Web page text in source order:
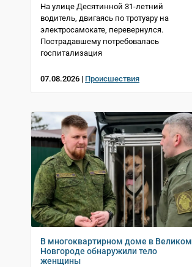
На улице Десятинной 31-летний
водитель, двигаясь по тротуару на
электросамокате, перевернулся.
Пострадавшему потребовалась
госпитализация
07.08.2026 | Происшествия
В многоквартирном доме в Великом
Новгороде обнаружили тело
женщины